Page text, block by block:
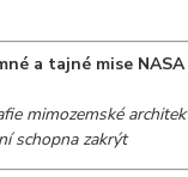
a tajné mise NASA
mimozemské
schopna zakrýt